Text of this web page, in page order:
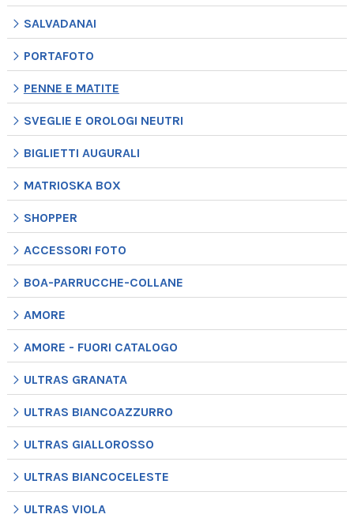
SALVADANAI
PORTAFOTO
PENNE E MATITE
SVEGLIE E OROLOGI NEUTRI
BIGLIETTI AUGURALI
MATRIOSKA BOX
SHOPPER
ACCESSORI FOTO
BOA-PARRUCCHE-COLLANE
AMORE
AMORE - FUORI CATALOGO
ULTRAS GRANATA
ULTRAS BIANCOAZZURRO
ULTRAS GIALLOROSSO
ULTRAS BIANCOCELESTE
ULTRAS VIOLA